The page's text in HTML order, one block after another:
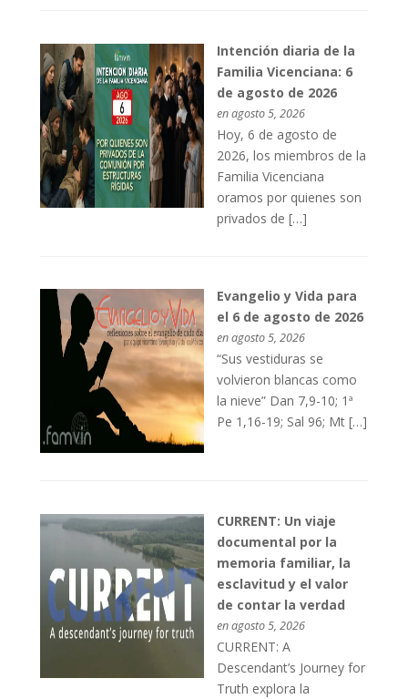
Intención diaria de la
Familia Vicenciana: 6
de agosto de 2026
en agosto 5, 2026
Hoy, 6 de agosto de
2026, los miembros de la
Familia Vicenciana
oramos por quienes son
privados de […]
Evangelio y Vida para
el 6 de agosto de 2026
en agosto 5, 2026
“Sus vestiduras se
volvieron blancas como
la nieve” Dan 7,9-10; 1ª
Pe 1,16-19; Sal 96; Mt […]
CURRENT: Un viaje
documental por la
memoria familiar, la
esclavitud y el valor
de contar la verdad
en agosto 5, 2026
CURRENT: A
Descendant’s Journey for
Truth explora la